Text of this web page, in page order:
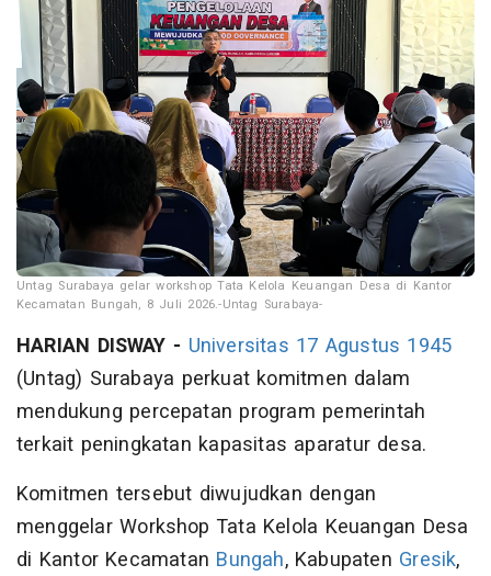
Untag Surabaya gelar workshop Tata Kelola Keuangan Desa di Kantor
Kecamatan Bungah, 8 Juli 2026.-Untag Surabaya-
HARIAN DISWAY - Universitas 17 Agustus 1945
(Untag) Surabaya perkuat komitmen dalam
mendukung percepatan program pemerintah
terkait peningkatan kapasitas aparatur desa.
Komitmen tersebut diwujudkan dengan
menggelar Workshop Tata Kelola Keuangan Desa
di Kantor Kecamatan Bungah, Kabupaten Gresik,